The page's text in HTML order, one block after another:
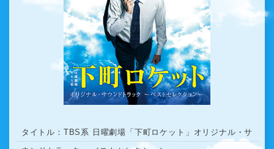
タイトル：TBS系 日曜劇場「下町ロケット」オリジナル・サ